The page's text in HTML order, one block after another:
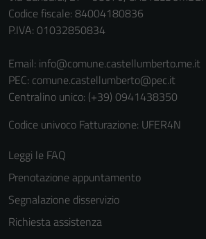
Codice fiscale: 84004180836
P.IVA: 01032850834
Email: info@comune.castellumberto.me.it
PEC: comune.castellumberto@pec.it
Centralino unico: (+39) 0941438350
Codice univoco Fatturazione: UFER4N
Leggi le FAQ
Prenotazione appuntamento
Segnalazione disservizio
Richiesta assistenza